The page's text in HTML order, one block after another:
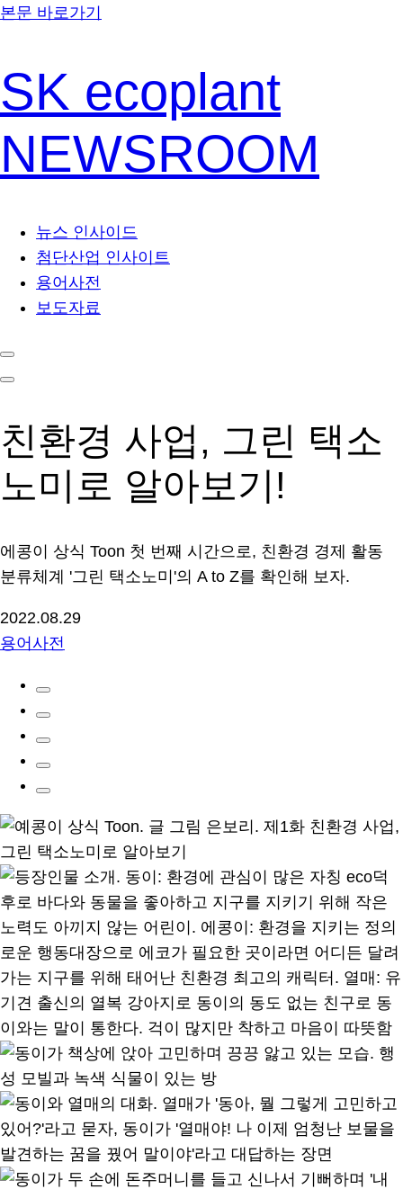
본문 바로가기
SK ecoplant
NEWSROOM
뉴스 인사이드
첨단산업 인사이트
용어사전
보도자료
친환경 사업, 그린 택소
노미로 알아보기!
에콩이 상식 Toon 첫 번째 시간으로, 친환경 경제 활동
분류체계 '그린 택소노미'의 A to Z를 확인해 보자.
2022.08.29
용어사전